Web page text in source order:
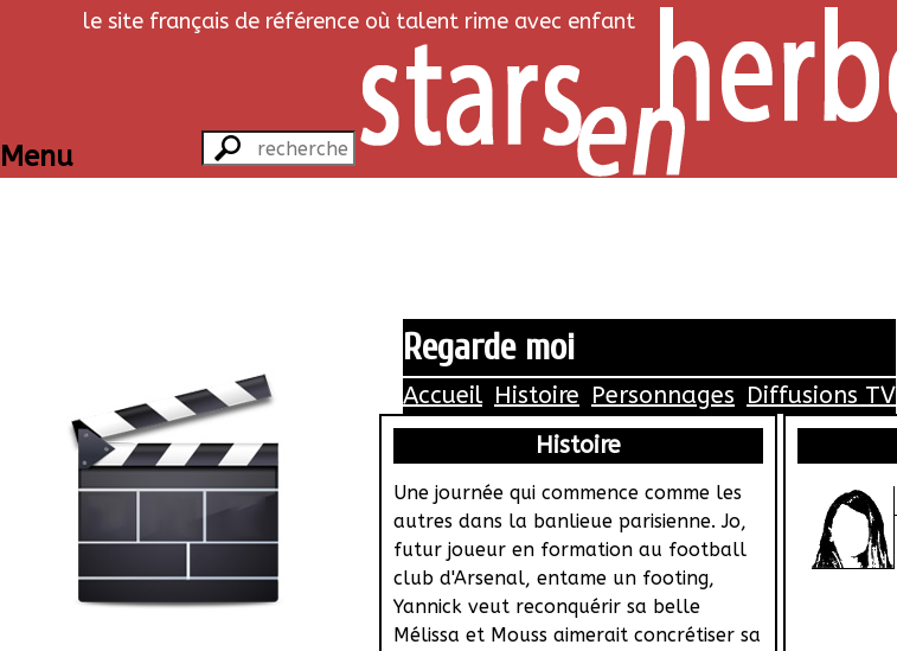
le site français de référence où talent rime avec enfant
Menu
Regarde moi
Accueil Histoire Personnages Diffusions TV
Histoire
Une journée qui commence comme les
autres dans la banlieue parisienne. Jo,
futur joueur en formation au football
club d'Arsenal, entame un footing,
Yannick veut reconquérir sa belle
Mélissa et Mouss aimerait concrétiser sa